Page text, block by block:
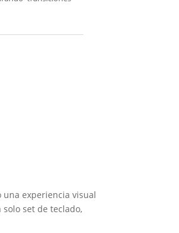
una experiencia visual
set de teclado,